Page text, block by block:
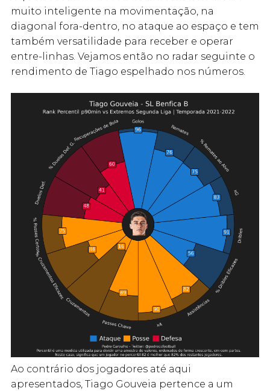
muito inteligente na movimentação, na
diagonal fora-dentro, no ataque ao espaço e tem
também versatilidade para receber e operar
entre-linhas. Vejamos então no radar seguinte o
rendimento de Tiago espelhado nos números.
Ao contrário dos jogadores até aqui
apresentados, Tiago Gouveia pertence a um